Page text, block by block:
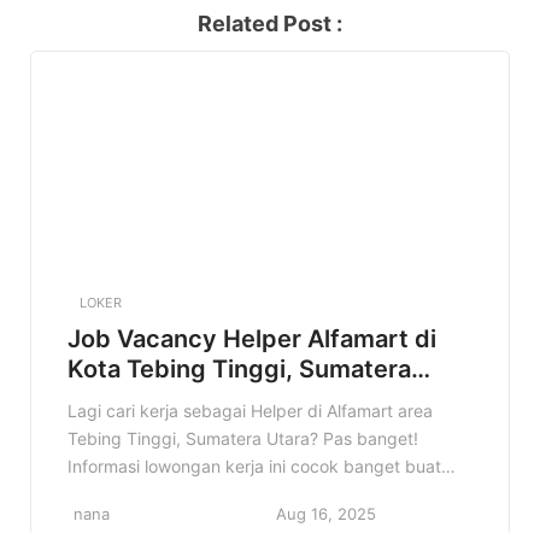
Related Post :
LOKER
Job Vacancy Helper Alfamart di
Kota Tebing Tinggi, Sumatera
Utara Terbaru Tahun 2025
Lagi cari kerja sebagai Helper di Alfamart area
Tebing Tinggi, Sumatera Utara? Pas banget!
Informasi lowongan kerja ini cocok banget buat
punya semangat kerja tinggi. Di artikel ini, kita
nana Aug 16, 2025